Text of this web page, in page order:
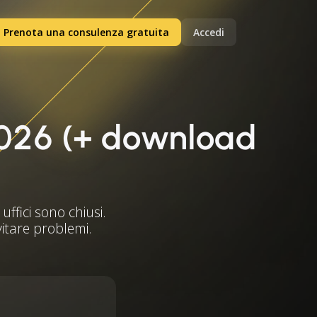
Prenota una consulenza gratuita Accedi
(+ download
sono chiusi.
problemi.